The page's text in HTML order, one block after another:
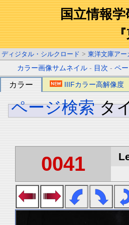
国立情報
ディジタル・シルクロード > 東洋文庫アー
カラー画像サムネイル - 目次 -ペ
カラー IIIFカラー高解像度
ページ検索 タ
0041